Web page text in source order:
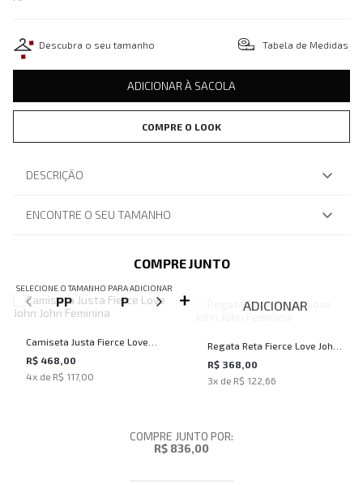
Descubra o seu tamanho Tabela de Medidas
ADICIONAR À SACOLA
COMPRE O LOOK
DESCRIÇÃO
ENCONTRE O SEU TAMANHO
COMPRE JUNTO
SELECIONE O TAMANHO PARA ADICIONAR
PP P M G
Camiseta Justa Fierce Love
John John Feminina
R$ 468,00
4x de R$ 117,00
ADICIONAR
Regata Reta Fierce Love John
John Feminina
R$ 368,00
3x de R$ 122,66
COMPRE JUNTO POR:
R$ 836,00